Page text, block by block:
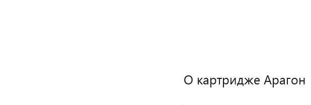
О картридже Арагон